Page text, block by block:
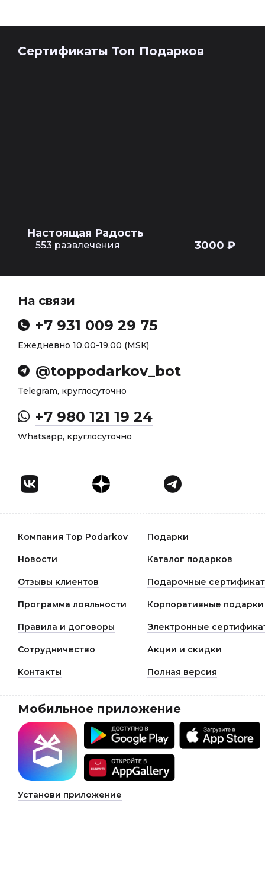
Сертификаты Топ Подарков
Настоящая Радость
553 развлечения 3000 ₽
На связи
+7 931 009 29 75
Ежедневно 10.00-19.00 (MSK)
@toppodarkov_bot
Telegram, круглосуточно
+7 980 121 19 24
Whatsapp, круглосуточно
Компания Top Podarkov Подарки
Новости Каталог подарков
Отзывы клиентов Подарочные
Программа лояльности Корпоративные подарки
Правила и договоры Электронные
Сотрудничество Акции и скидки
Контакты Полная версия
Мобильное приложение
Установи приложение